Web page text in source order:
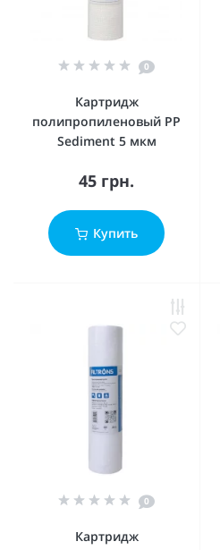
0
Картридж
полипропиленовый PP
Sediment 5 мкм
45 грн.
Купить
0
Картридж